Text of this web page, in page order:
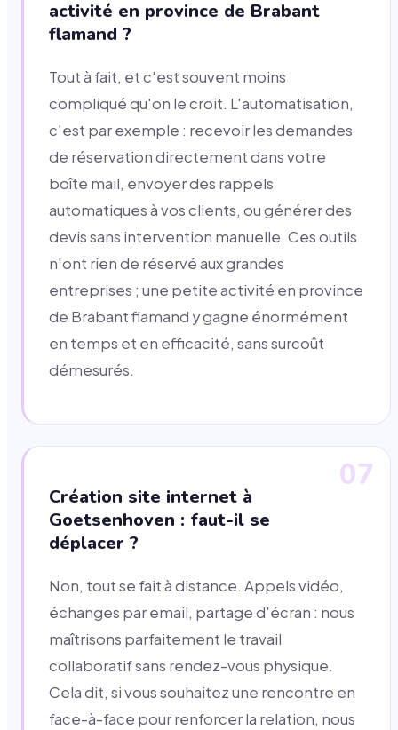
activité en province de Brabant
flamand ?
Tout à fait, et c'est souvent moins
compliqué qu'on le croit. L'automatisation,
c'est par exemple : recevoir les demandes
de réservation directement dans votre
boîte mail, envoyer des rappels
automatiques à vos clients, ou générer des
devis sans intervention manuelle. Ces outils
n'ont rien de réservé aux grandes
entreprises ; une petite activité en province
de Brabant flamand y gagne énormément
en temps et en efficacité, sans surcoût
démesurés.
07
Création site internet à
Goetsenhoven : faut-il se
déplacer ?
Non, tout se fait à distance. Appels vidéo,
échanges par email, partage d'écran : nous
maîtrisons parfaitement le travail
collaboratif sans rendez-vous physique.
Cela dit, si vous souhaitez une rencontre en
face-à-face pour renforcer la relation, nous